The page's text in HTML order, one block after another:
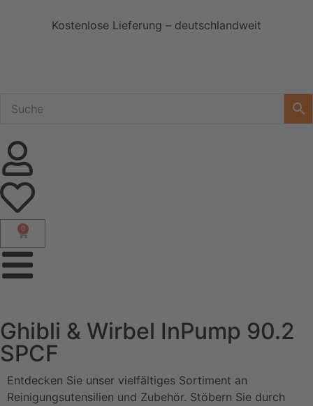
Kostenlose Lieferung – deutschlandweit
0
Ghibli & Wirbel InPump 90.2
SPCF
Entdecken Sie unser vielfältiges Sortiment an
Reinigungsutensilien und Zubehör. Stöbern Sie durch